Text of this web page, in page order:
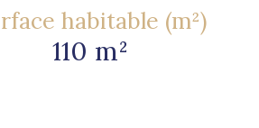
habitable (m²)
110 m²